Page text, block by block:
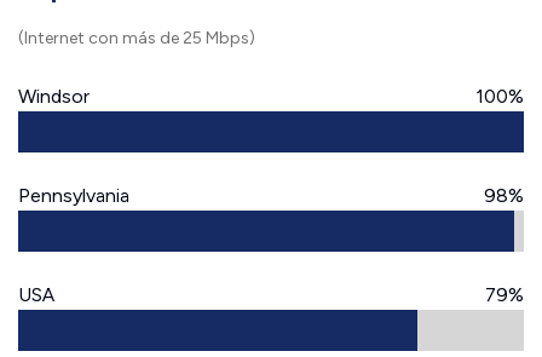
(Internet con más de 25 Mbps)
Windsor 100%
Pennsylvania 98%
USA 79%